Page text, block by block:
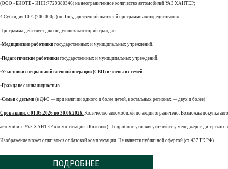
(ООО «БИОТЕ» ИНН:7729380346) на неограниченное количество автомобилей УАЗ ХАНТЕР;
4.Субсидия 10% (200 000р.) по Государственной льготной программе автокредитования:
Программа действует для следующих категорий граждан:
•Медицинские работники государственных и муниципальных учреждений.
•Педагогические работники государственных и муниципальных учреждений.
•Участники специальной военной операции (СВО) и члены их семей.
•Граждане с инвалидностью.
•Семьи с детьми (в ДФО — при наличии одного и более детей, в остальных регионах — двух и более)
Срок акции: с 01.05.2026 по 30.06.2026. Количество автомобилей по акции ограничено. Возможна покупка
автомобиль УАЗ ХАНТЕР в комплектации «Классик»). Подробные условия уточняйте у менеджеров
Изображение может отличаться от базовой комплектации. Не является публичной офертой (ст. 437 ГК РФ)
ПОДРОБНЕЕ